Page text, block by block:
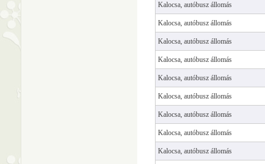
Kalocsa, autóbusz állomás
Kalocsa, autóbusz állomás
Kalocsa, autóbusz állomás
Kalocsa, autóbusz állomás
Kalocsa, autóbusz állomás
Kalocsa, autóbusz állomás
Kalocsa, autóbusz állomás
Kalocsa, autóbusz állomás
Kalocsa, autóbusz állomás